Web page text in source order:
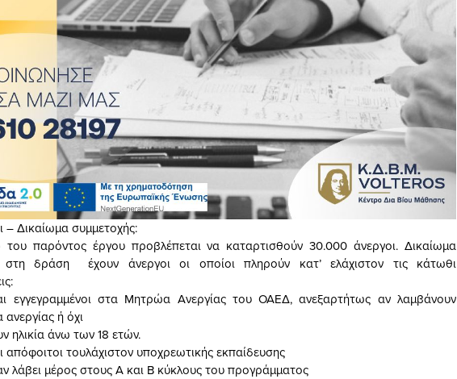
– Δικαίωμα συμμετοχής:
του παρόντος έργου προβλέπεται να καταρτισθούν 30.000 άνεργοι. Δικαίωμα
στη δράση έχουν άνεργοι οι οποίοι πληρούν κατ’ ελάχιστον τις κάτωθι
εγγεγραμμένοι στα Μητρώα Ανεργίας του ΟΑΕΔ, ανεξαρτήτως αν λαμβάνουν
ανεργίας ή όχι
ηλικία άνω των 18 ετών.
απόφοιτοι τουλάχιστον υποχρεωτικής εκπαίδευσης
λάβει μέρος στους Α και Β κύκλους του προγράμματος